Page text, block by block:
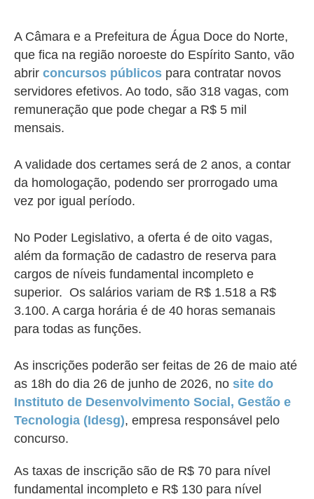
A Câmara e a Prefeitura de Água Doce do Norte,
que fica na região noroeste do Espírito Santo, vão
abrir concursos públicos para contratar novos
servidores efetivos. Ao todo, são 318 vagas, com
remuneração que pode chegar a R$ 5 mil
mensais.
A validade dos certames será de 2 anos, a contar
da homologação, podendo ser prorrogado uma
vez por igual período.
No Poder Legislativo, a oferta é de oito vagas,
além da formação de cadastro de reserva para
cargos de níveis fundamental incompleto e
superior. Os salários variam de R$ 1.518 a R$
3.100. A carga horária é de 40 horas semanais
para todas as funções.
As inscrições poderão ser feitas de 26 de maio até
as 18h do dia 26 de junho de 2026, no site do
Instituto de Desenvolvimento Social, Gestão e
Tecnologia (Idesg), empresa responsável pelo
concurso.
As taxas de inscrição são de R$ 70 para nível
fundamental incompleto e R$ 130 para nível